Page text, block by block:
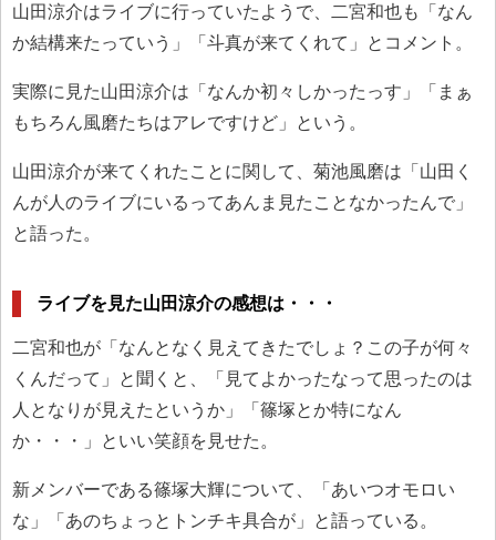
山田涼介はライブに行っていたようで、二宮和也も「なん
か結構来たっていう」「斗真が来てくれて」とコメント。
実際に見た山田涼介は「なんか初々しかったっす」「まぁ
もちろん風磨たちはアレですけど」という。
山田涼介が来てくれたことに関して、菊池風磨は「山田く
んが人のライブにいるってあんま見たことなかったんで」
と語った。
ライブを見た山田涼介の感想は・・・
二宮和也が「なんとなく見えてきたでしょ？この子が何々
くんだって」と聞くと、「見てよかったなって思ったのは
人となりが見えたというか」「篠塚とか特になん
か・・・」といい笑顔を見せた。
新メンバーである篠塚大輝について、「あいつオモロい
な」「あのちょっとトンチキ具合が」と語っている。